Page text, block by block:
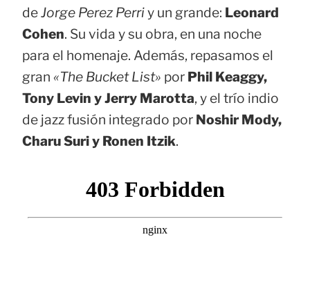
deJorge Perez Perriy un grande: Leonard
Cohen. Su vida y su obra, en una noche
para el homenaje. Además, repasamos el
gran «The Bucket List» por Phil Keaggy,
Tony Levin y Jerry Marotta, y el trío indio
de jazz fusión integrado por Noshir Mody,
Charu Suri y Ronen Itzik.